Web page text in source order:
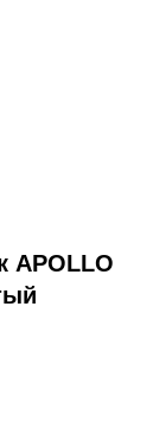
APOLLO